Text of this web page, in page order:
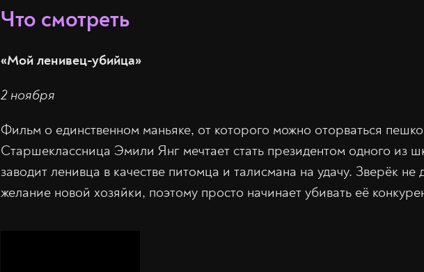
Что смотреть
«Мой ленивец-убийца»
2 ноября
Фильм о единственном маньяке, от которого можно оторваться
Старшеклассница Эмили Янг мечтает стать президентом одного из
заводит ленивца в качестве питомца и талисмана на удачу. Зверёк
желание новой хозяйки, поэтому просто начинает убивать её